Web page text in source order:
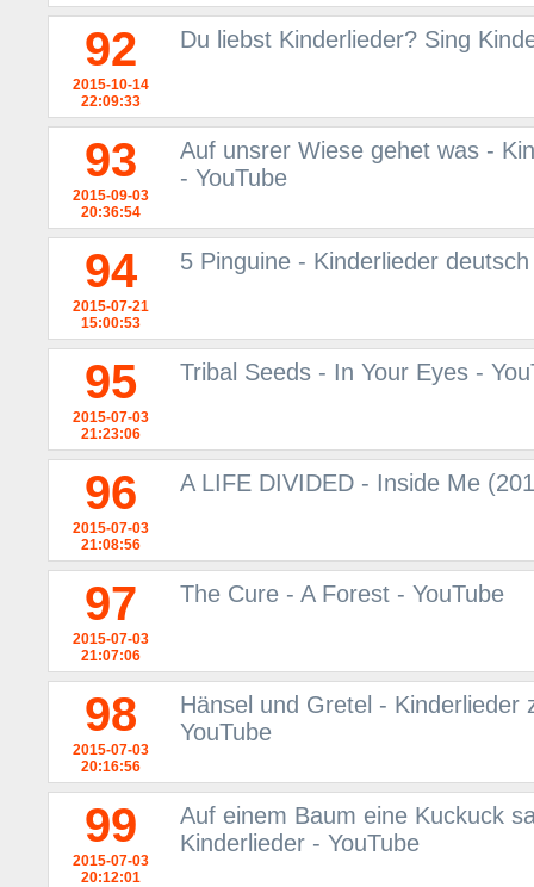
92
2015-10-14
22:09:33
Du liebst Kinderlieder? Sing
93
2015-09-03
20:36:54
Auf unsrer Wiese gehet was -
- YouTube
94
2015-07-21
15:00:53
5 Pinguine - Kinderlieder
95
2015-07-03
21:23:06
Tribal Seeds - In Your Eyes -
96
2015-07-03
21:08:56
A LIFE DIVIDED - Inside Me
97
2015-07-03
21:07:06
The Cure - A Forest - YouTube
98
2015-07-03
20:16:56
Hänsel und Gretel - Kinderlieder
YouTube
99
2015-07-03
20:12:01
Auf einem Baum eine Kuckuck
Kinderlieder - YouTube